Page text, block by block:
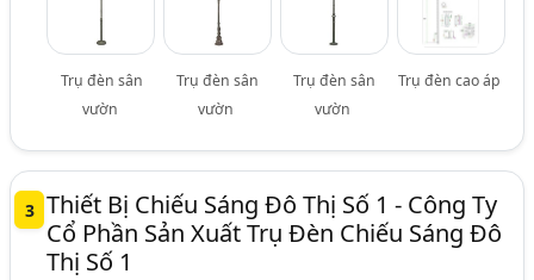
Trụ đèn sân
vườn
Trụ đèn sân
vườn
Trụ đèn sân
vườn
Trụ đèn cao áp
3 Thiết Bị Chiếu Sáng Đô Thị Số 1 - Công Ty
Cổ Phần Sản Xuất Trụ Đèn Chiếu Sáng Đô
Thị Số 1